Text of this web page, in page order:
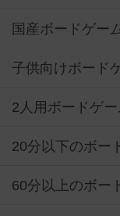
国産ボードゲー
子供向けボード
2人用ボードゲ
20分以下のボー
60分以上のボー